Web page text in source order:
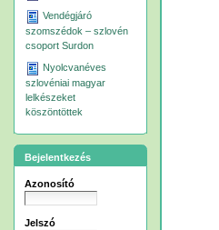
Vendégjáró
szomszédok – szlovén
csoport Surdon
Nyolcvanéves
szlovéniai magyar
lelkészeket
köszöntöttek
Bejelentkezés
Azonosító
Jelszó